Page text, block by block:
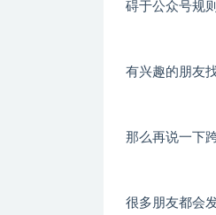
碍于公众号规
有兴趣的朋友
那么再说一下
很多朋友都会